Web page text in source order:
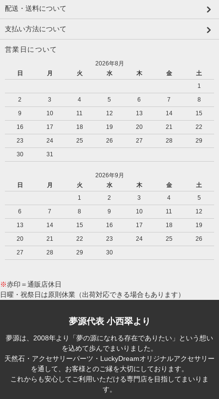
配送・送料について
支払い方法について
営業日について
2026年8月
日
月 火 水 木 金
土
1
2
3 4 5 6 7
8
9
10 11 12 13 14
15
16
17 18 19 20 21
22
23
24 25 26 27 28
29
30
31
2026年9月
日
月 火 水 木 金
土
1
2 3 4
5
6
7 8 9 10 11
12
13
14 15 16 17 18
19
20
21 22 23 24 25
26
27
28 29 30
※赤印＝通販店休日
日曜・祝祭日は原則休業（出荷対応できる場合もあります）
夢源代表 小西翠より
夢源は、2008年より「夢の源になれる存在でありたい」という想い
を込めて歩んでまいりました。
天然石・アクセサリーパーツ・LuckyDreamオリジナルアクセサリー
を通して、お客様とのご縁を大切にしております。
これからも安心してご利用いただける専門店を目指してまいりま
す。